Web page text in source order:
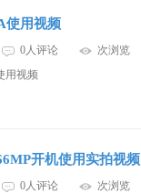
使用视频
0人评论
次浏览
用视频
开机使用实拍视频
0人评论
次浏览